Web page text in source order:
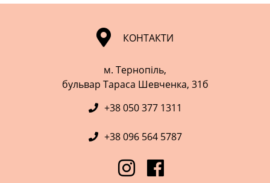
КОНТАКТИ
м. Тернопіль,
​​​​​​​бульвар Тараса Шевченка, 31б
+38 050 377 1311
+38 096 564 5787